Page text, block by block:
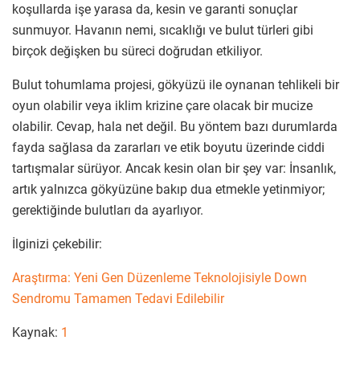
koşullarda işe yarasa da, kesin ve garanti sonuçlar
sunmuyor. Havanın nemi, sıcaklığı ve bulut türleri gibi
birçok değişken bu süreci doğrudan etkiliyor.
Bulut tohumlama projesi, gökyüzü ile oynanan tehlikeli bir
oyun olabilir veya iklim krizine çare olacak bir mucize
olabilir. Cevap, hala net değil. Bu yöntem bazı durumlarda
fayda sağlasa da zararları ve etik boyutu üzerinde ciddi
tartışmalar sürüyor. Ancak kesin olan bir şey var: İnsanlık,
artık yalnızca gökyüzüne bakıp dua etmekle yetinmiyor;
gerektiğinde bulutları da ayarlıyor.
İlginizi çekebilir:
Araştırma: Yeni Gen Düzenleme Teknolojisiyle Down
Sendromu Tamamen Tedavi Edilebilir
Kaynak: 1